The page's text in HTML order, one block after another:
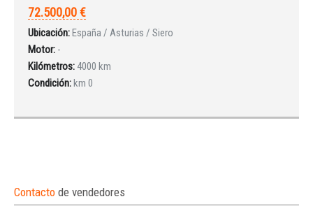
72.500,00 €
Ubicación:España / Asturias / Siero
Motor: -
Kilómetros:4000 km
Condición:km 0
Contacto de vendedores